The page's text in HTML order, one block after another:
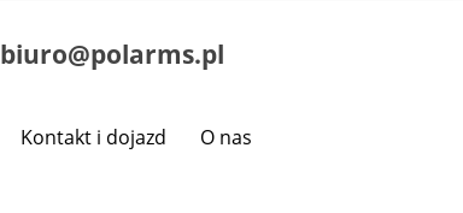
biuro@polarms.pl
Kontakt i dojazd O nas